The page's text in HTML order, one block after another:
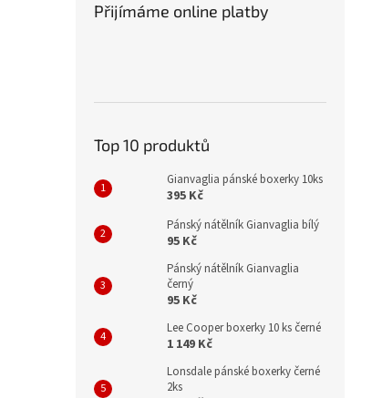
Přijímáme online platby
Top 10 produktů
Gianvaglia pánské boxerky 10ks
395 Kč
Pánský nátělník Gianvaglia bílý
95 Kč
Pánský nátělník Gianvaglia
černý
95 Kč
Lee Cooper boxerky 10 ks černé
1 149 Kč
Lonsdale pánské boxerky černé
2ks